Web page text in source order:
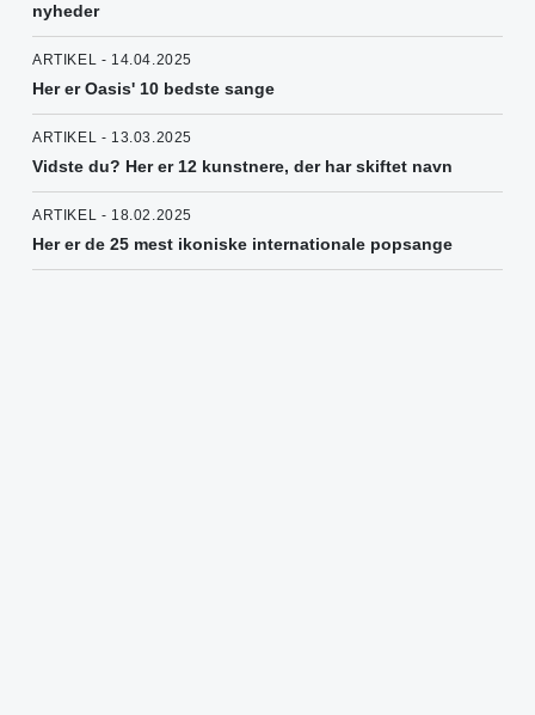
nyheder
ARTIKEL - 14.04.2025
Her er Oasis' 10 bedste sange
ARTIKEL - 13.03.2025
Vidste du? Her er 12 kunstnere, der har skiftet navn
ARTIKEL - 18.02.2025
Her er de 25 mest ikoniske internationale popsange